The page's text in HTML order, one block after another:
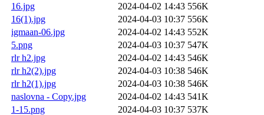
16.jpg
2024-04-02 14:43 556K
16(1).jpg
2024-04-03 10:37 556K
igmaan-06.jpg
2024-04-02 14:43 552K
5.png
2024-04-03 10:37 547K
rlr h2.jpg
2024-04-02 14:43 546K
rlr h2(2).jpg
2024-04-03 10:38 546K
rlr h2(1).jpg
2024-04-03 10:38 546K
naslovna - Copy.jpg
2024-04-02 14:43 541K
1-15.png
2024-04-03 10:37 537K